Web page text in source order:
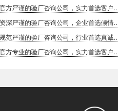
方严谨的验厂咨询公司，实力首选客户
深严谨的验厂咨询公司，企业首选倾情
范严谨的验厂咨询公司，行业首选真诚
方专业的验厂咨询公司，实力首选客户